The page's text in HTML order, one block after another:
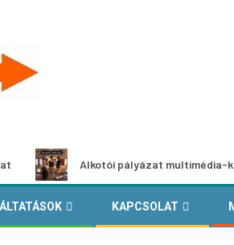
Alkotói pályázat multimédia-kiállításhoz
KAPCSOLAT